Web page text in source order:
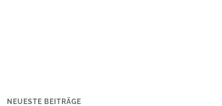
NEUESTE BEITRÄGE